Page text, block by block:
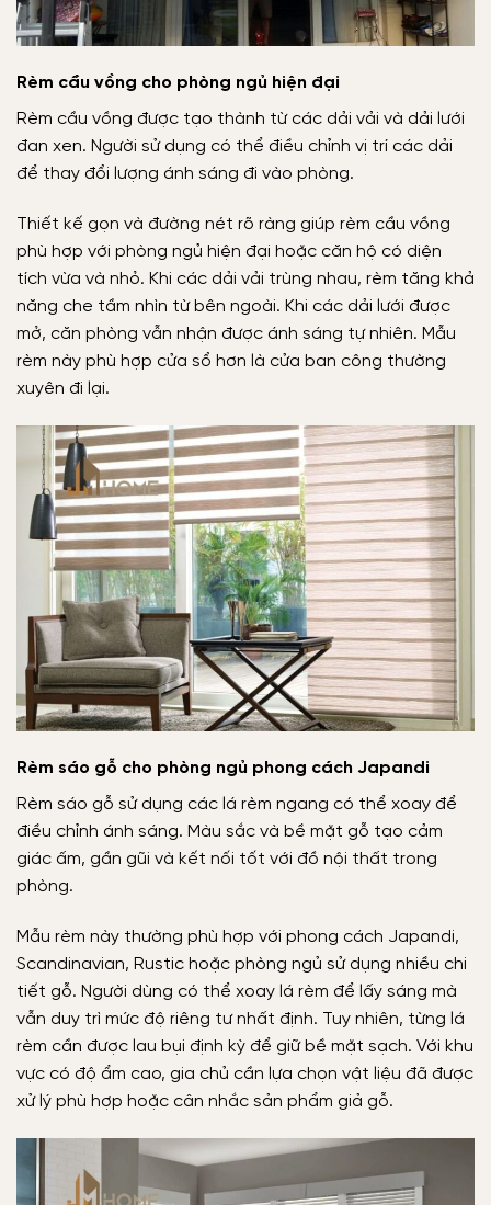
Rèm cầu vồng cho phòng ngủ hiện đại
Rèm cầu vồng được tạo thành từ các dải vải và dải lưới
đan xen. Người sử dụng có thể điều chỉnh vị trí các dải
để thay đổi lượng ánh sáng đi vào phòng.
Thiết kế gọn và đường nét rõ ràng giúp rèm cầu vồng
phù hợp với phòng ngủ hiện đại hoặc căn hộ có diện
tích vừa và nhỏ. Khi các dải vải trùng nhau, rèm tăng khả
năng che tầm nhìn từ bên ngoài. Khi các dải lưới được
mở, căn phòng vẫn nhận được ánh sáng tự nhiên. Mẫu
rèm này phù hợp cửa sổ hơn là cửa ban công thường
xuyên đi lại.
Rèm sáo gỗ cho phòng ngủ phong cách Japandi
Rèm sáo gỗ sử dụng các lá rèm ngang có thể xoay để
điều chỉnh ánh sáng. Màu sắc và bề mặt gỗ tạo cảm
giác ấm, gần gũi và kết nối tốt với đồ nội thất trong
phòng.
Mẫu rèm này thường phù hợp với phong cách Japandi,
Scandinavian, Rustic hoặc phòng ngủ sử dụng nhiều chi
tiết gỗ. Người dùng có thể xoay lá rèm để lấy sáng mà
vẫn duy trì mức độ riêng tư nhất định. Tuy nhiên, từng lá
rèm cần được lau bụi định kỳ để giữ bề mặt sạch. Với khu
vực có độ ẩm cao, gia chủ cần lựa chọn vật liệu đã được
xử lý phù hợp hoặc cân nhắc sản phẩm giả gỗ.